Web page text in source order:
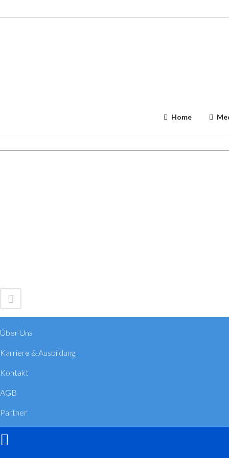
Home
Über Uns
Karriere & Ausbildung
Kontakt
AGB
Partner